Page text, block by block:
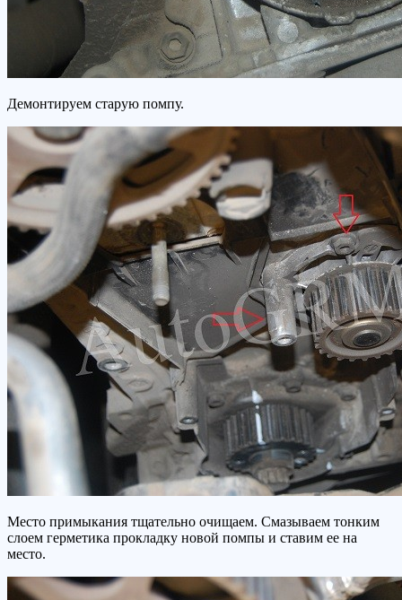
Демонтируем старую помпу.
Место примыкания тщательно очищаем. Смазываем тонким
слоем герметика прокладку новой помпы и ставим ее на
место.